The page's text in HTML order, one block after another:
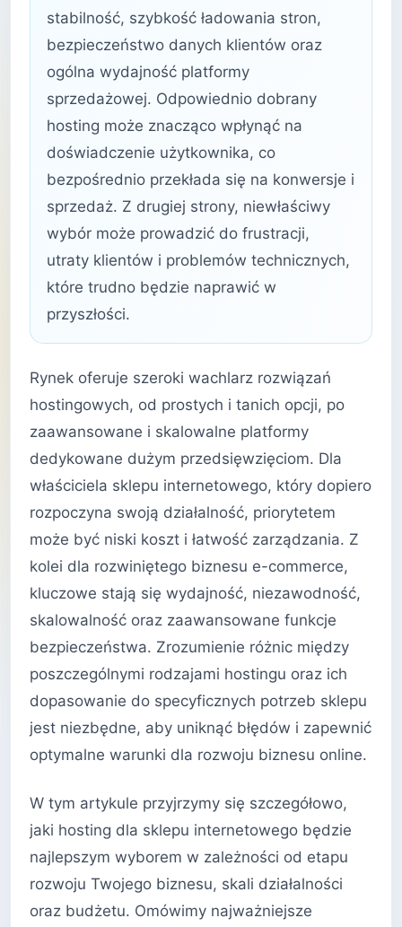
stabilność, szybkość ładowania stron,
bezpieczeństwo danych klientów oraz
ogólna wydajność platformy
sprzedażowej. Odpowiednio dobrany
hosting może znacząco wpłynąć na
doświadczenie użytkownika, co
bezpośrednio przekłada się na konwersje i
sprzedaż. Z drugiej strony, niewłaściwy
wybór może prowadzić do frustracji,
utraty klientów i problemów technicznych,
które trudno będzie naprawić w
przyszłości.
Rynek oferuje szeroki wachlarz rozwiązań
hostingowych, od prostych i tanich opcji, po
zaawansowane i skalowalne platformy
dedykowane dużym przedsięwzięciom. Dla
właściciela sklepu internetowego, który dopiero
rozpoczyna swoją działalność, priorytetem
może być niski koszt i łatwość zarządzania. Z
kolei dla rozwiniętego biznesu e-commerce,
kluczowe stają się wydajność, niezawodność,
skalowalność oraz zaawansowane funkcje
bezpieczeństwa. Zrozumienie różnic między
poszczególnymi rodzajami hostingu oraz ich
dopasowanie do specyficznych potrzeb sklepu
jest niezbędne, aby uniknąć błędów i zapewnić
optymalne warunki dla rozwoju biznesu online.
W tym artykule przyjrzymy się szczegółowo,
jaki hosting dla sklepu internetowego będzie
najlepszym wyborem w zależności od etapu
rozwoju Twojego biznesu, skali działalności
oraz budżetu. Omówimy najważniejsze